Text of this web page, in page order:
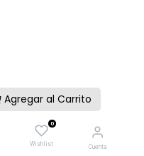
Agregar al Carrito
0
Wishlist Cuenta
Comprar ahora